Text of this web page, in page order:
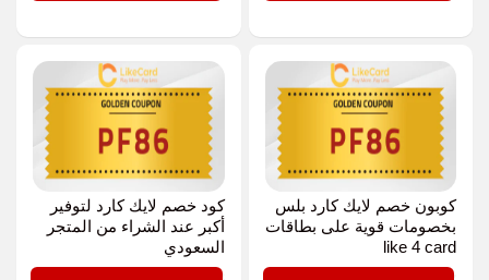
كوبون خصم لايك كارد بلس
بخصومات قوية على بطاقات
like 4 card
كود خصم لايك كارد لتوفير
أكبر عند الشراء من المتجر
السعودي